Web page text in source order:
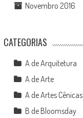
Novembro 2016
CATEGORIAS
A de Arquitetura
A de Arte
A de Artes Cênicas
B de Bloomsday